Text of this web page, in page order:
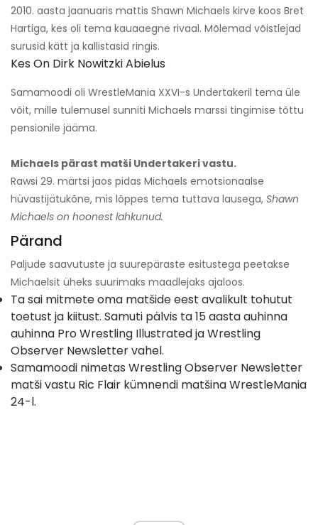
2010. aasta jaanuaris mattis Shawn Michaels kirve koos Bret
Hartiga, kes oli tema kauaaegne rivaal. Mõlemad võistlejad
surusid kätt ja kallistasid ringis.
Kes On Dirk Nowitzki Abielus
Samamoodi oli WrestleMania XXVI-s Undertakeril tema üle
võit, mille tulemusel sunniti Michaels marssi tingimise tõttu
pensionile jääma.
Michaels pärast matši Undertakeri vastu.
Rawsi 29. märtsi jaos pidas Michaels emotsionaalse
hüvastijätukõne, mis lõppes tema tuttava lausega, Shawn
Michaels on hoonest lahkunud.
Pärand
Paljude saavutuste ja suurepäraste esitustega peetakse
Michaelsit üheks suurimaks maadlejaks ajaloos.
Ta sai mitmete oma matšide eest avalikult tohutut
toetust ja kiitust. Samuti pälvis ta 15 aasta auhinna
auhinna Pro Wrestling Illustrated ja Wrestling
Observer Newsletter vahel.
Samamoodi nimetas Wrestling Observer Newsletter
matši vastu Ric Flair kümnendi matšina WrestleMania
24-l.